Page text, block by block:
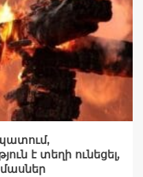
է տեղի ունեցել,